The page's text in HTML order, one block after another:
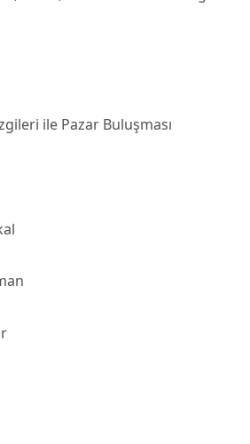
ile Pazar Buluşması